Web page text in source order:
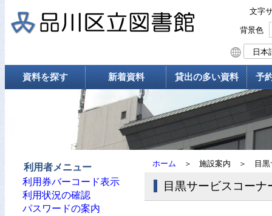
文字
背景色
資料を探す 新着資料 貸出の多い資料 予
利用者メニュー
利用券バーコード表示
利用状況の確認
パスワードの案内
ホーム ＞ 施設案内 ＞ 目
目黒サービスコーナ